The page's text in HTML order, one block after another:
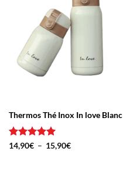
Thermos Thé Inox In love Blanc
Note5 sur
14,90€ – 15,90€Plage